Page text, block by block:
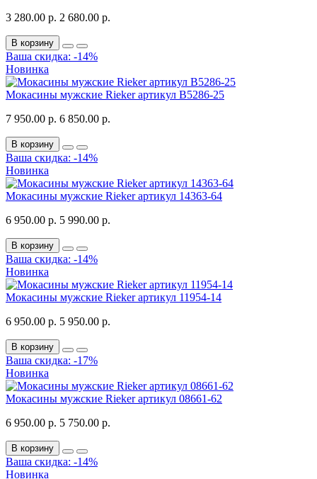
3 280.00 р. 2 680.00 р.
В корзину
Ваша скидка: -14%
Новинка
Мокасины мужские Rieker артикул B5286-25
7 950.00 р. 6 850.00 р.
В корзину
Ваша скидка: -14%
Новинка
Мокасины мужские Rieker артикул 14363-64
6 950.00 р. 5 990.00 р.
В корзину
Ваша скидка: -14%
Новинка
Мокасины мужские Rieker артикул 11954-14
6 950.00 р. 5 950.00 р.
В корзину
Ваша скидка: -17%
Новинка
Мокасины мужские Rieker артикул 08661-62
6 950.00 р. 5 750.00 р.
В корзину
Ваша скидка: -14%
Новинка